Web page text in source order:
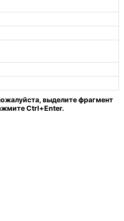
выделите фрагмент
Ctrl+Enter.